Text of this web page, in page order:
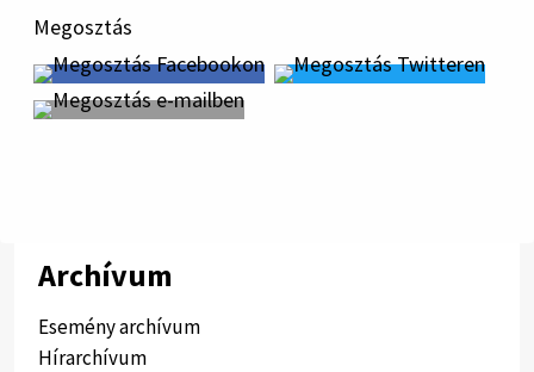
Megosztás
Archívum
Esemény archívum
Hírarchívum